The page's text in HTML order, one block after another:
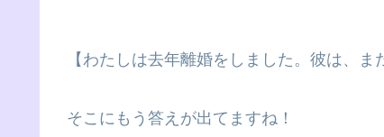
【わたしは去年離婚をしました。彼は、ま
そこにもう答えが出てますね！